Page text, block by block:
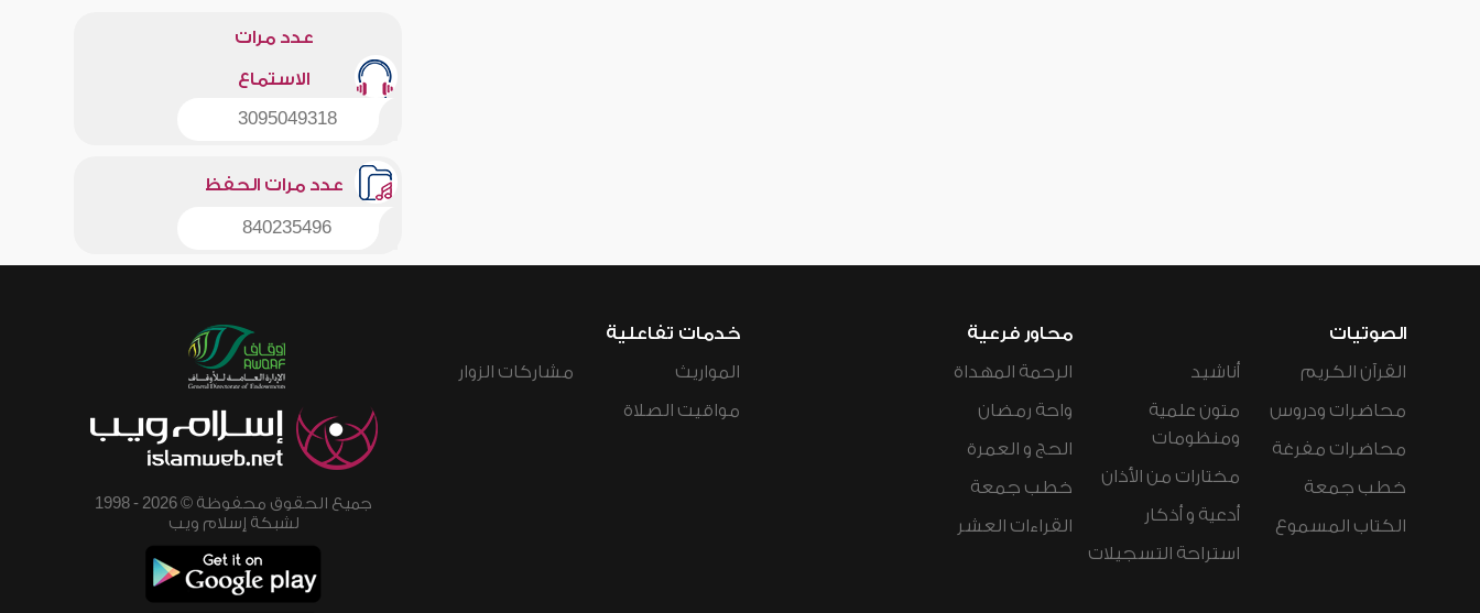
عدد مرات
الاستماع
3095049318
عدد مرات الحفظ
840235496
الصوتيات
القرآن الكريم
محاضرات ودروس
محاضرات مفرغة
خطب جمعة
الكتاب المسموع
أناشيد
متون علمية
ومنظومات
مختارات من الأذان
أدعية و أذكار
استراحة التسجيلات
محاور فرعية
الرحمة المهداة
واحة رمضان
الحج و العمرة
خطب جمعة
القراءات العشر
خدمات تفاعلية
المواريث
مواقيت الصلاة
مشاركات الزوار
جميع الحقوق محفوظة © 2026 - 1998
لشبكة إسلام ويب